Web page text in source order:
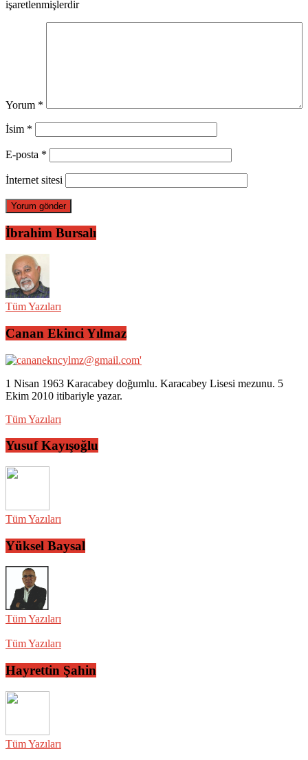
işaretlenmişlerdir
Yorum *
İsim *
E-posta *
İnternet sitesi
İbrahim Bursalı
Tüm Yazıları
Canan Ekinci Yılmaz
1 Nisan 1963 Karacabey doğumlu. Karacabey Lisesi mezunu. 5
Ekim 2010 itibariyle yazar.
Tüm Yazıları
Yusuf Kayışoğlu
Tüm Yazıları
Yüksel Baysal
Tüm Yazıları
Tüm Yazıları
Hayrettin Şahin
Tüm Yazıları